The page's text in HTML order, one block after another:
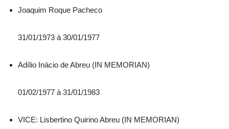
Joaquim Roque Pacheco
31/01/1973 à 30/01/1977
Adílio Inácio de Abreu (IN MEMORIAN)
01/02/1977 à 31/01/1983
VICE: Lisbertino Quirino Abreu (IN MEMORIAN)